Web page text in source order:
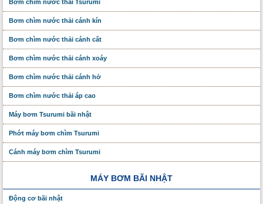
Bơm chìm nước thải Tsurumi
Bơm chìm nước thải cánh kín
Bơm chìm nước thải cánh cắt
Bơm chìm nước thải cánh xoáy
Bơm chìm nước thải cánh hở
Bơm chìm nước thải áp cao
Máy bơm Tsurumi bãi nhật
Phớt máy bơm chìm Tsurumi
Cánh máy bơm chìm Tsurumi
MÁY BƠM BÃI NHẬT
Động cơ bãi nhật